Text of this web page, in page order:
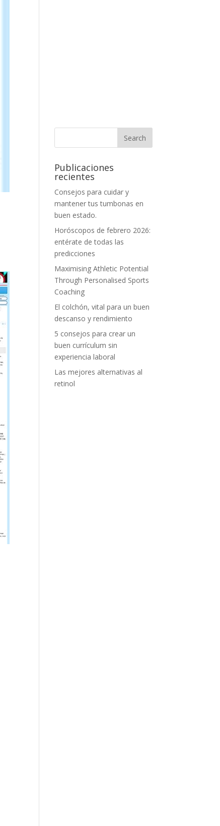
Publicaciones
recientes
Consejos para cuidar y
mantener tus tumbonas en
buen estado.
Horóscopos de febrero 2026:
entérate de todas las
predicciones
Maximising Athletic Potential
Through Personalised Sports
Coaching
El colchón, vital para un buen
descanso y rendimiento
5 consejos para crear un
buen currículum sin
experiencia laboral
Las mejores alternativas al
retinol